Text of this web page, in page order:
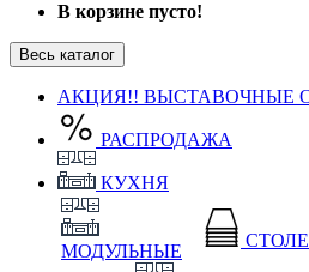
В корзине пусто!
Весь каталог
АКЦИЯ!! ВЫСТАВОЧНЫЕ
РАСПРОДАЖА
КУХНЯ
МОДУЛЬНЫЕ